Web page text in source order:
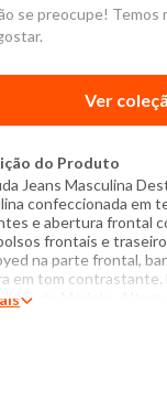
se preocupe!
Ver
do Produto
Jeans Masculina
confeccionada em
e abertura frontal
frontais e
na parte frontal,
em tom contrastante.
do Modelo: